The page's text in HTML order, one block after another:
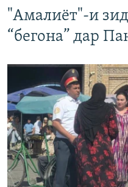
"Амалиёт"-и
“бегона” дар